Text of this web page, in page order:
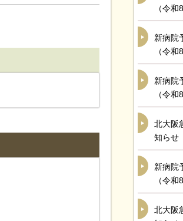
（令
新病院
（令
新病院
（令
北大阪
知らせ
新病院
（令
北大阪